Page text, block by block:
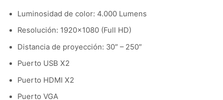
Luminosidad de color: 4.000 Lumens
Resolución: 1920×1080 (Full HD)
Distancia de proyección: 30″ – 250″
Puerto USB X2
Puerto HDMI X2
Puerto VGA